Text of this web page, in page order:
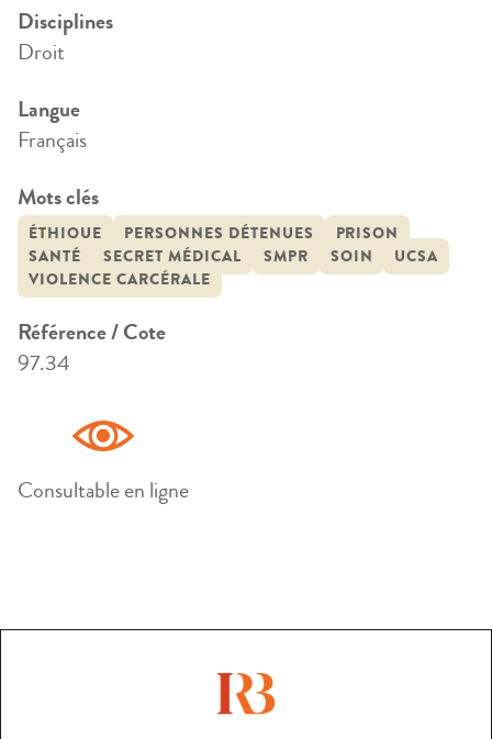
Disciplines
Droit
Langue
Français
Mots clés
ÉTHIQUE PERSONNES DÉTENUES
PRISON
SANTÉ
SECRET MÉDICAL SMPR SOIN
UCSA
VIOLENCE CARCÉRALE
Référence / Cote
97.34
Consultable en ligne